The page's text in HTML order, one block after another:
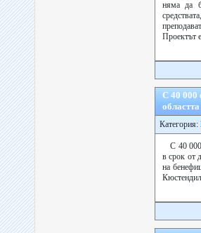
няма да
Проектът
С 40 000
областта
Категория:
С 40 000
в срок от
на